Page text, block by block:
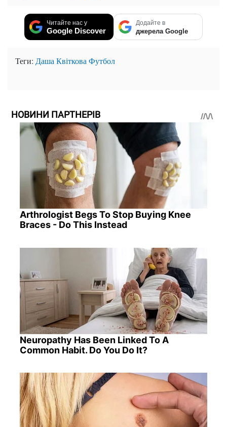
Читайте нас у
Google Discover
Додайте в
джерела Google
Теги: Даша КвітковаФутбол
НОВИНИ ПАРТНЕРІВ
Arthrologist Begs To Stop Buying Knee
Braces - Do This Instead
Neuropathy Has Been Linked To A
Common Habit. Do You Do It?